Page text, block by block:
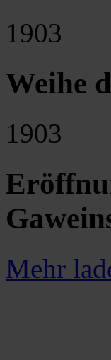
1903
Weihe
1903
Mehr